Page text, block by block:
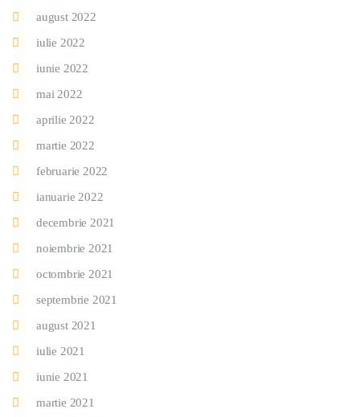
august 2022
iulie 2022
iunie 2022
mai 2022
aprilie 2022
martie 2022
februarie 2022
ianuarie 2022
decembrie 2021
noiembrie 2021
octombrie 2021
septembrie 2021
august 2021
iulie 2021
iunie 2021
martie 2021